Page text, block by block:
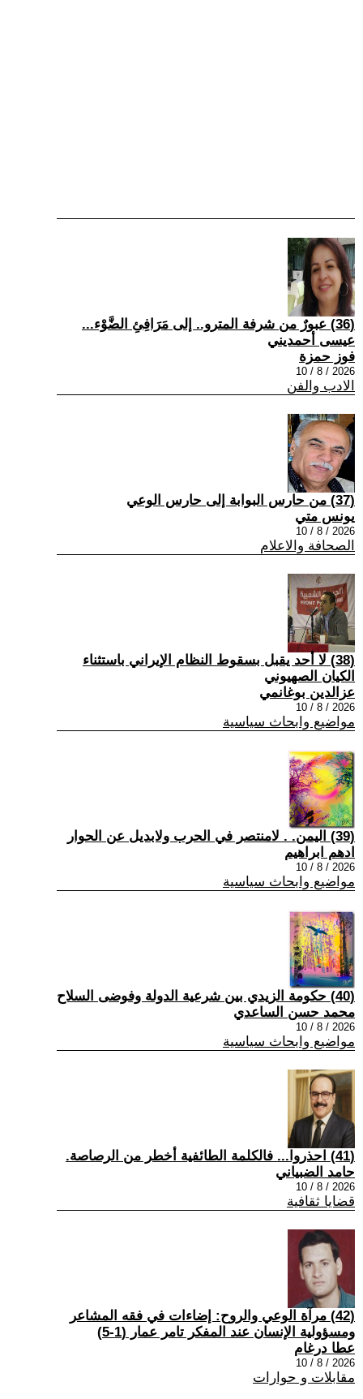
(36) عبورٌ من شرفة المترو.. إلى مَرَافِئِ الضَّوْء...
عيسى أحمديني
فوز حمزة
2026 / 8 / 10
الادب والفن
(37) من حارس البوابة إلى حارس الوعي
يونس متي
2026 / 8 / 10
الصحافة والاعلام
(38) لا أحد يقبل بسقوط النظام الإيراني باستثناء
الكيان الصهيوني
عزالدين بوغانمي
2026 / 8 / 10
مواضيع وابحاث سياسية
(39) اليمن. . لامنتصر في الحرب ولابديل عن الحوار
ادهم ابراهيم
2026 / 8 / 10
مواضيع وابحاث سياسية
(40) حكومة الزيدي بين شرعية الدولة وفوضى السلاح
محمد حسن الساعدي
2026 / 8 / 10
مواضيع وابحاث سياسية
(41) احذروا... فالكلمة الطائفية أخطر من الرصاصة.
حامد الضبياني
2026 / 8 / 10
قضايا ثقافية
(42) مرآة الوعي والروح: إضاءات في فقه المشاعر
ومسؤولية الإنسان عند المفكر تامر عمار (1-5)
عطا درغام
2026 / 8 / 10
مقابلات و حوارات